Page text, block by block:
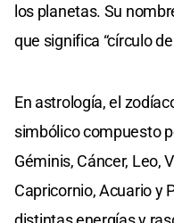
los planetas. Su
que significa “círculo
En astrología, el
simbólico compuesto
Géminis, Cáncer, Leo,
Capricornio, Acuario y